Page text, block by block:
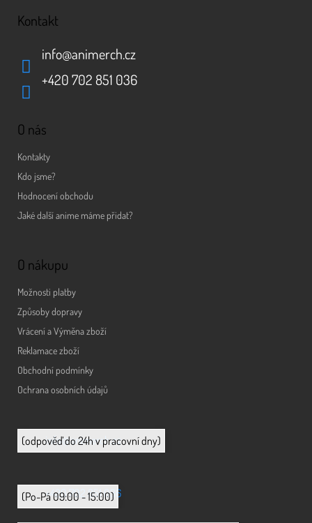
Kontakt
info@animerch.cz
+420 702 851 036
O nás
Kontakty
Kdo jsme?
Hodnocení obchodu
Jaké další anime máme přidat?
O nákupu
Možnosti platby
Způsoby dopravy
Vrácení a Výměna zboží
Reklamace zboží
Obchodní podmínky
Ochrana osobních údajů
info@animerch.cz
(odpověď do 24h v pracovní dny)
+420 702 851 036
(Po-Pá 09:00 - 15:00)